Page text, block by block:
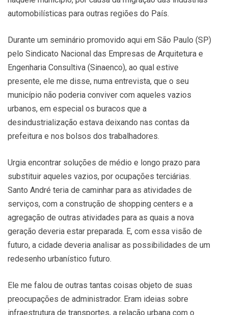
automobilísticas para outras regiões do País.
Durante um seminário promovido aqui em São Paulo (SP)
pelo Sindicato Nacional das Empresas de Arquitetura e
Engenharia Consultiva (Sinaenco), ao qual estive
presente, ele me disse, numa entrevista, que o seu
município não poderia conviver com aqueles vazios
urbanos, em especial os buracos que a
desindustrialização estava deixando nas contas da
prefeitura e nos bolsos dos trabalhadores.
Urgia encontrar soluções de médio e longo prazo para
substituir aqueles vazios, por ocupações terciárias.
Santo André teria de caminhar para as atividades de
serviços, com a construção de shopping centers e a
agregação de outras atividades para as quais a nova
geração deveria estar preparada. E, com essa visão de
futuro, a cidade deveria analisar as possibilidades de um
redesenho urbanístico futuro.
Ele me falou de outras tantas coisas objeto de suas
preocupações de administrador. Eram ideias sobre
infraestrutura de transportes, a relação urbana com o